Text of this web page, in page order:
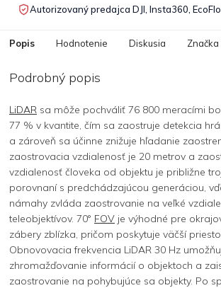
Autorizovaný predajca DJI, Insta360,
Popis Hodnotenie Diskusia Značka
Podrobný popis
LiDAR sa môže pochváliť 76 800 meracími
77 % v kvantite, čím sa zaostruje detekcia
a zároveň sa účinne znižuje hľadanie
zaostrovacia vzdialenosť je 20 metrov a
vzdialenosť človeka od objektu je približne
porovnaní s predchádzajúcou generáciou,
námahy zvláda zaostrovanie na veľké
teleobjektívov. 70° FOV je výhodné pre
zábery zblízka, pričom poskytuje väčší
Obnovovacia frekvencia LiDAR 30 Hz
zhromažďovanie informácií o objektoch a
zaostrovanie na pohybujúce sa objekty. Po